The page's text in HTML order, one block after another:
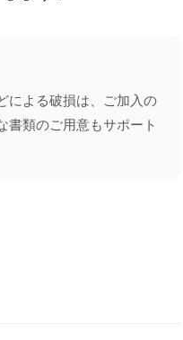
による破損は、ご加入の
書類のご用意もサポート